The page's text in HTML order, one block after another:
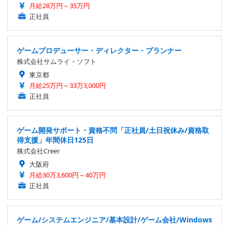
月給28万円～35万円
正社員
ゲームプロデューサー・ディレクター・プランナー
株式会社サムライ・ソフト
東京都
月給25万円～33万3,000円
正社員
ゲーム開発サポート・資格不問「正社員/土日祝休み/資格取
得支援」年間休日125日
株式会社Creer
大阪府
月給30万3,600円～40万円
正社員
ゲーム/システムエンジニア/基本設計/ゲーム会社/Windows